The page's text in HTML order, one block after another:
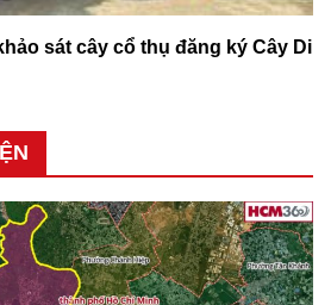
sát cây cổ thụ đăng ký Cây Di